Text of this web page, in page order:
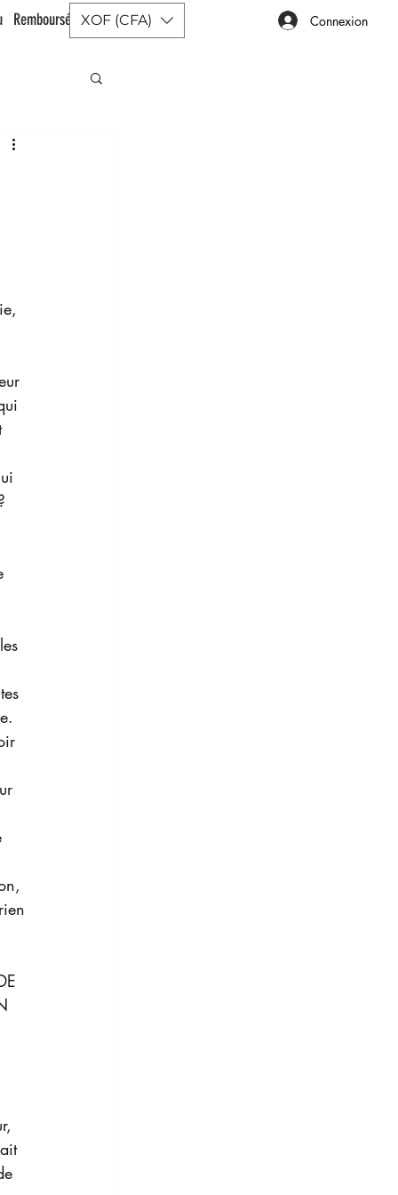
| Connexion
XOF (CFA)